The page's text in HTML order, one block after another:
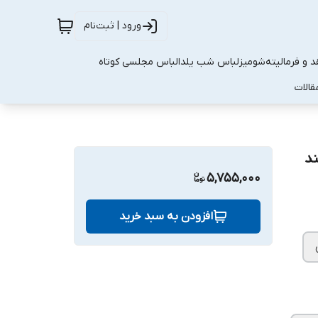
ورود | ثبت‌نام
و فرمالیتهشومیزلباس شب یلدالباس مجلسی کوتاه
5,755,000
افزودن به سبد خرید